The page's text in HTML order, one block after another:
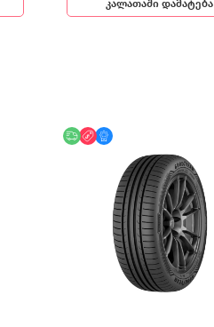
კალათაში დამატება
უფასო მიწოდება
ფასდაკლება